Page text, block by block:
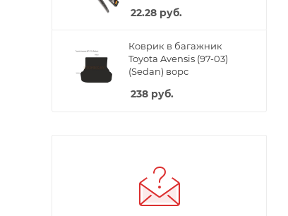
22.28 руб.
Коврик в багажник
Toyota Avensis (97-03)
(Sedan) ворс
238 руб.